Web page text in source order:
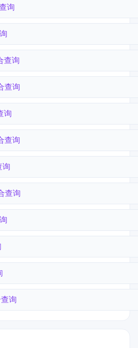
询
查询
查询
询
查询
询
查询
询